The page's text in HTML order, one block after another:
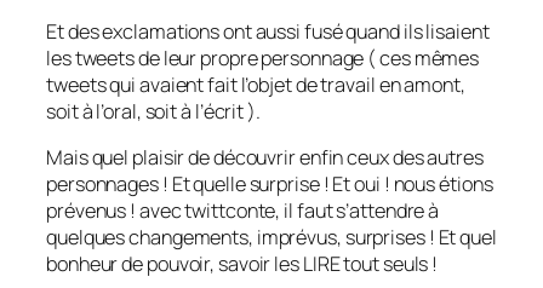
Et des exclamations ont aussi fusé quand ils lisaient
les tweets de leur propre personnage ( ces mêmes
tweets qui avaient fait l’objet de travail en amont,
soit à l’oral, soit à l’écrit ).
Mais quel plaisir de découvrir enfin ceux des autres
personnages ! Et quelle surprise ! Et oui ! nous étions
prévenus ! avec twittconte, il faut s’attendre à
quelques changements, imprévus, surprises ! Et quel
bonheur de pouvoir, savoir les LIRE tout seuls !